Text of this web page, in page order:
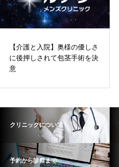
【介護と入院】奥様の優しさ
に後押しされて包茎手術を決
意
クリニックについて
予約から診察まで